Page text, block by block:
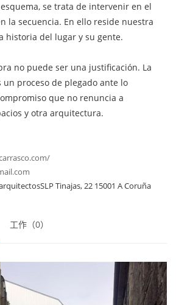
工作（0）
se trata de intervenir en el
la secuencia. En ello reside nuestra
historia del lugar y su gente.
no puede ser una justificación. La
un proceso de plegado ante lo
que no renuncia a
y otra arquitectura.
Tinajas, 22 15001 A Coruña